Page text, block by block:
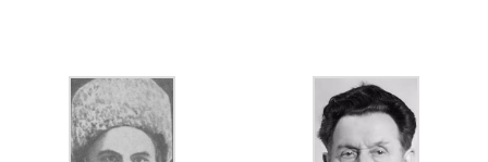
Симоново, деревня